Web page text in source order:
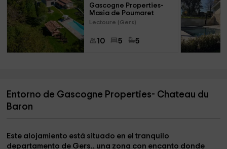
Gascogne Properties-
Masia de Poumaret
Lectoure (Gers)
10 5 5
Entorno de Gascogne Properties- Chateau du
Baron
Este alojamiento está situado en el tranquilo
departamento de Gers,, una zona con encanto donde